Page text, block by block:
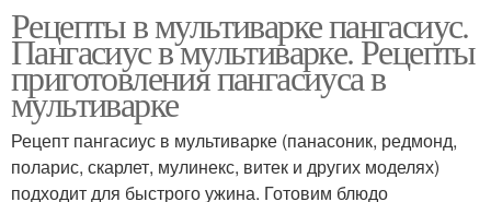
Рецепты в мультиварке пангасиус.
Пангасиус в мультиварке. Рецепты
приготовления пангасиуса в
мультиварке
Рецепт пангасиус в мультиварке (панасоник, редмонд,
поларис, скарлет, мулинекс, витек и других моделях)
подходит для быстрого ужина. Готовим блюдо